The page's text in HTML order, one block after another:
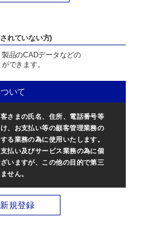
れていない方)
品のCADデータなどの
できます。
いて
さまの氏名、住所、電話番号等
、お支払い等の顧客管理業務の
る業務の為に使用いたします。
払い及びサービス業務の為に個
いますが、この他の目的で第三
せん。
新規登録